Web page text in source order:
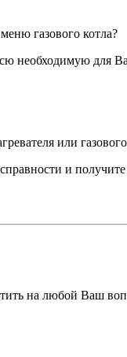
газового котла?
необходимую для
или
и
на любой Ваш